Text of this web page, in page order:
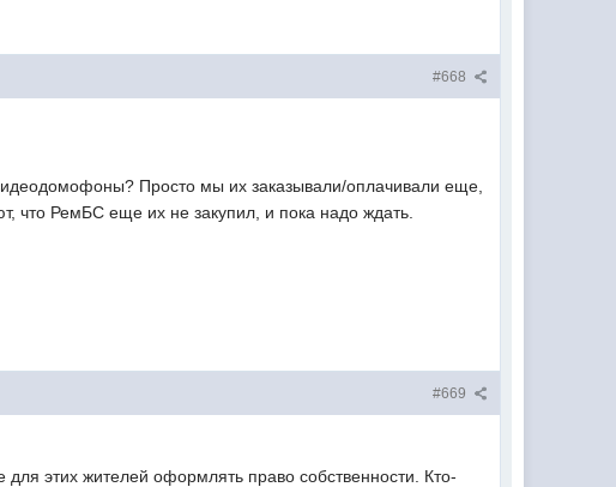
#668
Просто мы их заказывали/оплачивали еще,
что РемБС еще их не закупил, и пока надо ждать.
#669
этих жителей оформлять право собственности. Кто-